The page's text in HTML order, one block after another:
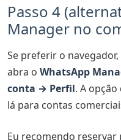
Passo 4
Manager no
Se preferir o navegador,
abra o WhatsApp
conta → Perfil. A
lá para contas
Eu recomendo reservar